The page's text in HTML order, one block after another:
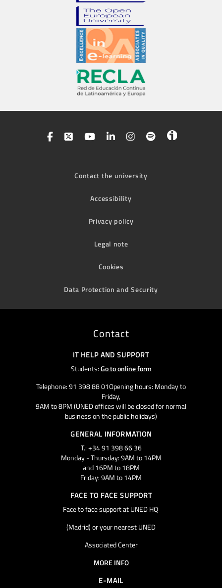
Contact the university
Accessibility
Privacy policy
Legal note
Cookies
Data Protection and Security
Contact
IT HELP AND SUPPORT
Students:Go to online form
Telephone: 91 398 88 01Opening hours: Monday to
Friday,
9AM to 8PM (UNED offices will be closed for normal
business on the public holidays)
GENERAL INFORMATION
T.: +34 91 398 66 36
Monday - Thursday: 9AM to 14PM
and 16PM to 18PM
Friday: 9AM to 14PM
FACE TO FACE SUPPORT
Face to face support at UNED HQ
(Madrid) or your nearest UNED
Associated Center
MORE INFO
E-MAIL